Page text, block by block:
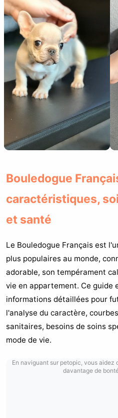
Bouledogue
caractéristiques,
et santé
Le Bouledogue Français est
plus populaires au monde,
adorable, son tempérament
vie en appartement. Ce guide
informations détaillées pour
l'analyse du caractère,
sanitaires, besoins de soins
mode de vie.
En naviguant sur petopic, vous
davantage de